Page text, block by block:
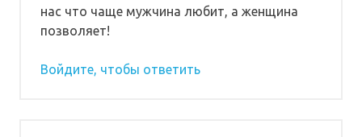
нас что чаще мужчина любит, а женщина
позволяет!
Войдите, чтобы ответить